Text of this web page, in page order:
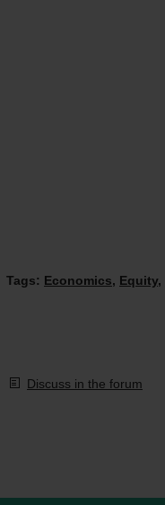
Tags: Economics, Equity,
Discuss in the forum